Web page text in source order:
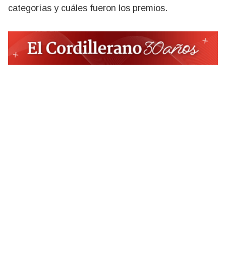
categorías y cuáles fueron los premios.